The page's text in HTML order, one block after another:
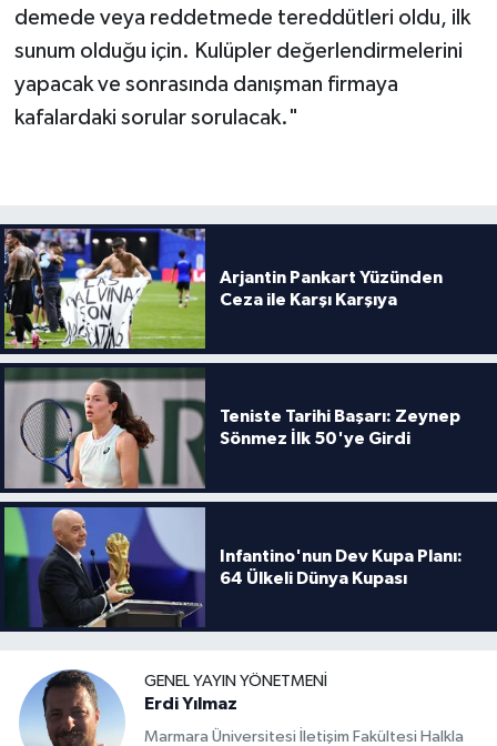
demede veya reddetmede tereddütleri oldu, ilk
sunum olduğu için. Kulüpler değerlendirmelerini
yapacak ve sonrasında danışman firmaya
kafalardaki sorular sorulacak."
Arjantin Pankart Yüzünden
Ceza ile Karşı Karşıya
Teniste Tarihi Başarı: Zeynep
Sönmez İlk 50'ye Girdi
Infantino'nun Dev Kupa Planı:
64 Ülkeli Dünya Kupası
GENEL YAYIN YÖNETMENI
Erdi Yılmaz
Marmara Üniversitesi İletişim Fakültesi Halkla